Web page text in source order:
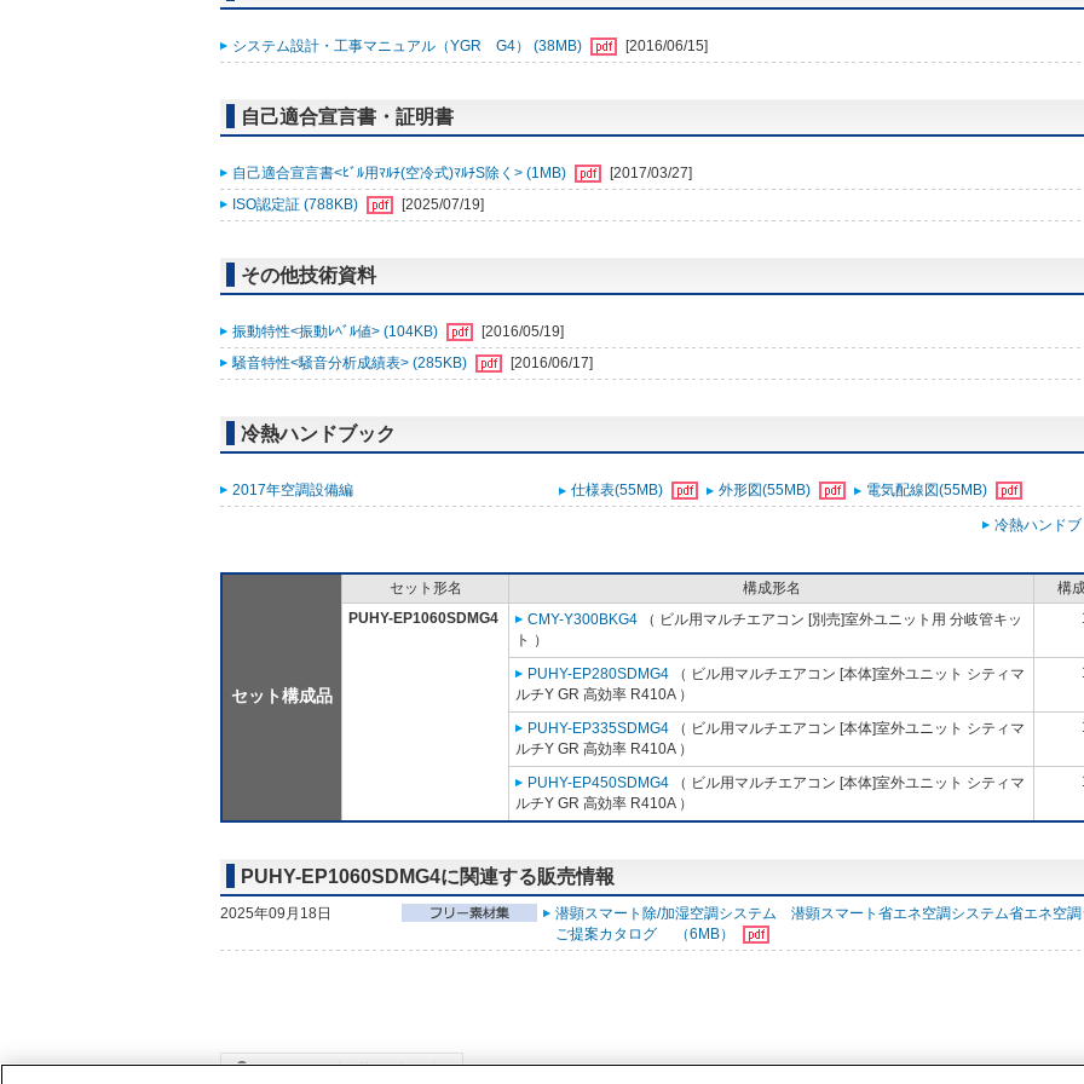
システム設計・工事マニュアル（YGR G4） (38MB) [2016/06/15]
自己適合宣言書・証明書
自己適合宣言書<ﾋﾞﾙ用ﾏﾙﾁ(空冷式)ﾏﾙﾁS除く> (1MB)
[2017/03/27]
ISO認定証 (788KB)
[2025/07/19]
その他技術資料
振動特性<振動ﾚﾍﾞﾙ値> (104KB)
[2016/05/19]
騒音特性<騒音分析成績表> (285KB)
[2016/06/17]
冷熱ハンドブック
2017年空調設備編 仕様表(55MB) 外形図(55MB) 電気配線図(55MB)
冷熱ハンド
セット構成品
セット形名 構成形名
構
PUHY-EP1060SDMG4
CMY-Y300BKG4 （ ビル用マルチエアコン [別売]室外ユニット用 分岐管キッ
ト ）
PUHY-EP280SDMG4 （ ビル用マルチエアコン [本体]室外ユニット シティマ
ルチY GR 高効率 R410A ）
PUHY-EP335SDMG4 （ ビル用マルチエアコン [本体]室外ユニット シティマ
ルチY GR 高効率 R410A ）
PUHY-EP450SDMG4 （ ビル用マルチエアコン [本体]室外ユニット シティマ
ルチY GR 高効率 R410A ）
PUHY-EP1060SDMG4に関連する販売情報
2025年09月18日
潜顕スマート除/加湿空調システム 潜顕スマート省エネ空調システム省エネ空
ご提案カタログ （6MB）